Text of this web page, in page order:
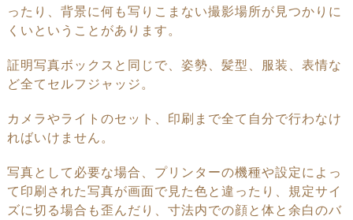
ったり、背景に何も写りこまない撮影場所が見つかりに
くいということがあります。
証明写真ボックスと同じで、姿勢、髪型、服装、表情な
ど全てセルフ ジャッジ。
カメラやライトのセット、印刷まで全て自分で行わなけ
ればいけません。
写真として必要な場合、 プリンターの機種や設定によっ
て印刷された写真が画面で 見た色と違ったり、規定サイ
ズに切る場合も歪んだり、 寸法内での顔と体と余白のバ